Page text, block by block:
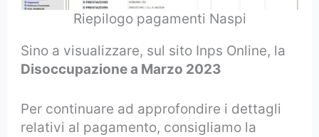
Riepilogo pagamenti Naspi
Sino a visualizzare, sul sito Inps Online, la
Disoccupazione a Marzo 2023
Per continuare ad approfondire i dettagli
relativi al pagamento, consigliamo la